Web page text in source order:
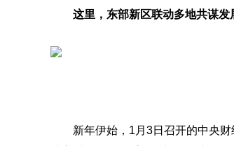
这里，东部新区联动多地共谋发
新年伊始，1月3日召开的中央